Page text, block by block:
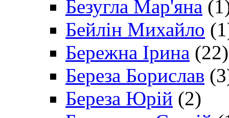
Безугла Мар'яна
Бейлін Михайло
Бережна Ірина (22)
Береза Борислав
Береза Юрій (2)